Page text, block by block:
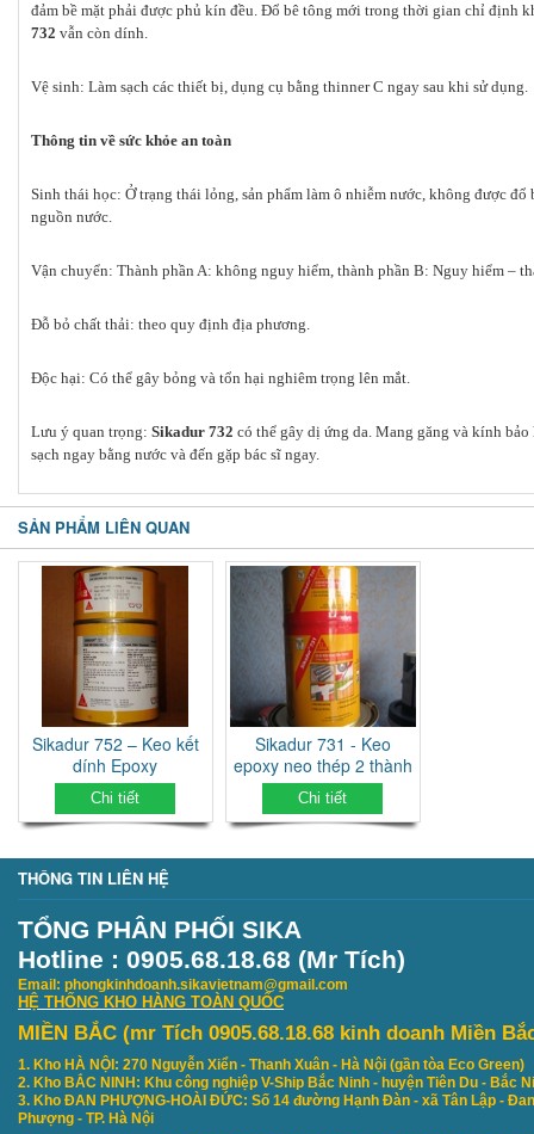
đảm bề mặt phải được phủ kín đều. Đổ bê tông mới trong thời gian chỉ định
732 vẫn còn dính.
Vệ sinh: Làm sạch các thiết bị, dụng cụ bằng thinner C ngay sau khi sử dụng.
Thông tin về sức khỏe an toàn
Sinh thái học: Ở trạng thái lỏng, sản phẩm làm ô nhiễm nước, không được đổ
nguồn nước.
Vận chuyển: Thành phần A: không nguy hiểm, thành phần B: Nguy hiểm –
Đỗ bỏ chất thải: theo quy định địa phương.
Độc hại: Có thể gây bỏng và tổn hại nghiêm trọng lên mắt.
Lưu ý quan trọng: Sikadur 732 có thể gây dị ứng da. Mang găng và kính
sạch ngay bằng nước và đến gặp bác sĩ ngay.
SẢN PHẨM LIÊN QUAN
Sikadur 752 – Keo kết
dính Epoxy
Chi tiết
Sikadur 731 - Keo
epoxy neo thép 2 thành
phần
Chi tiết
THÔNG TIN LIÊN HỆ
TỔNG PHÂN PHỐI SIKA
Hotline : 0905.68.18.68 (Mr Tích)
Email: phongkinhdoanh.sikavietnam@gmail.com
HỆ THỐNG KHO HÀNG TOÀN QUỐC
MIỀN BẮC (mr Tích 0905.68.18.68 kinh doanh Miền
1. Kho HÀ NỘI: 270 Nguyễn Xiển - Thanh Xuân - Hà Nội (gần tòa Eco Green)
2. Kho BẮC NINH: Khu công nghiệp V-Ship Bắc Ninh - huyện Tiên Du - Bắc
3. Kho ĐAN PHƯỢNG-HOÀI ĐỨC: Số 14 đường Hạnh Đàn - xã Tân Lập - Đan
Phượng - TP. Hà Nội